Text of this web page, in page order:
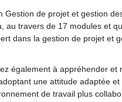
Gestion de projet et gestion
au travers de 17 modules et
dans la gestion de projet et
également à appréhender et
une attitude adaptée et
de travail plus